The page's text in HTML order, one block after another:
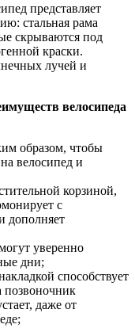
представляет
стальная рама
скрываются под
краски.
лучей и
велосипеда
образом, чтобы
велосипед и
корзиной,
с
дополняет
уверенно
дни;
способствует
позвоночник
даже от